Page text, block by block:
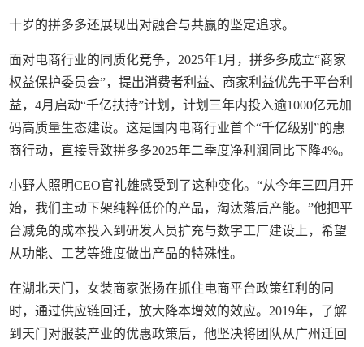
十岁的拼多多还展现出对融合与共赢的坚定追求。
面对电商行业的同质化竞争，2025年1月，拼多多成立“商家
权益保护委员会”，提出消费者利益、商家利益优先于平台利
益，4月启动“千亿扶持”计划，计划三年内投入逾1000亿元加
码高质量生态建设。这是国内电商行业首个“千亿级别”的惠
商行动，直接导致拼多多2025年二季度净利润同比下降4%。
小野人照明CEO官礼雄感受到了这种变化。“从今年三四月开
始，我们主动下架纯粹低价的产品，淘汰落后产能。”他把平
台减免的成本投入到研发人员扩充与数字工厂建设上，希望
从功能、工艺等维度做出产品的特殊性。
在湖北天门，女装商家张扬在抓住电商平台政策红利的同
时，通过供应链回迁，放大降本增效的效应。2019年，了解
到天门对服装产业的优惠政策后，他坚决将团队从广州迁回